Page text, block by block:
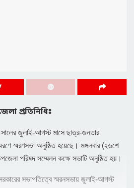
প্রতিনিধিঃ
সালের জুলাই-আগস্ট মাসে ছাত্র-জনতার
স্মরণসভা অনুষ্ঠিত হয়েছে। মঙ্গলবার (২৬শে
পরিষদ সম্মেলন কক্ষে সভাটি অনুষ্ঠিত হয়।
সরকারের সভাপতিত্বে স্মরনসভায় জুলাই-আগস্ট